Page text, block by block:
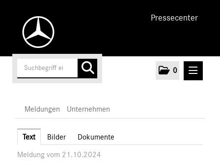
Pressecenter
0
Unternehmen
Marken & Produkte
Meldungen Unternehmen
Text Bilder Dokumente
Meldung vom 21.10.2024